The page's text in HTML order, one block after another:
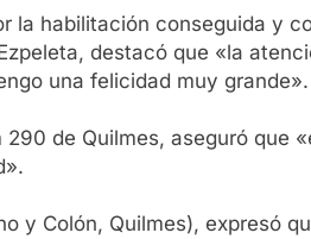
habilitación conseguida y
destacó que «la
una felicidad muy grande».
de Quilmes, aseguró que
y Colón, Quilmes), expresó